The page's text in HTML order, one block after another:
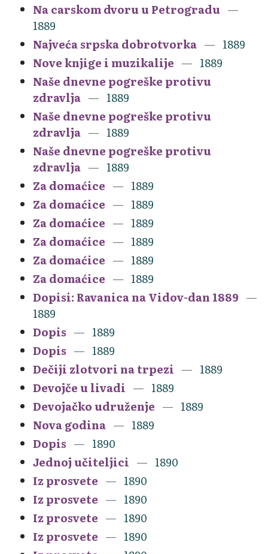
Na carskom dvoru u Petrogradu
1889
Najveća srpska dobrotvorka
1889
Nove knjige i muzikalije
1889
Naše dnevne pogreške protivu
zdravlja
1889
Naše dnevne pogreške protivu
zdravlja
1889
Naše dnevne pogreške protivu
zdravlja
1889
Za domaćice
1889
Za domaćice
1889
Za domaćice
1889
Za domaćice
1889
Za domaćice
1889
Za domaćice
1889
Dopisi: Ravanica na Vidov-dan 1889
1889
Dopis
1889
Dopis
1889
Dečiji zlotvori na trpezi
1889
Devojče u livadi
1889
Devojačko udruženje
1889
Nova godina
1889
Dopis
1890
Jednoj učiteljici
1890
Iz prosvete
1890
Iz prosvete
1890
Iz prosvete
1890
Iz prosvete
1890